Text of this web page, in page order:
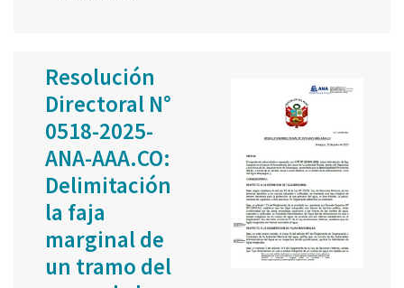
Resolución
Directoral N°
0518-2025-
ANA-AAA.CO:
Delimitación
la faja
marginal de
un tramo del